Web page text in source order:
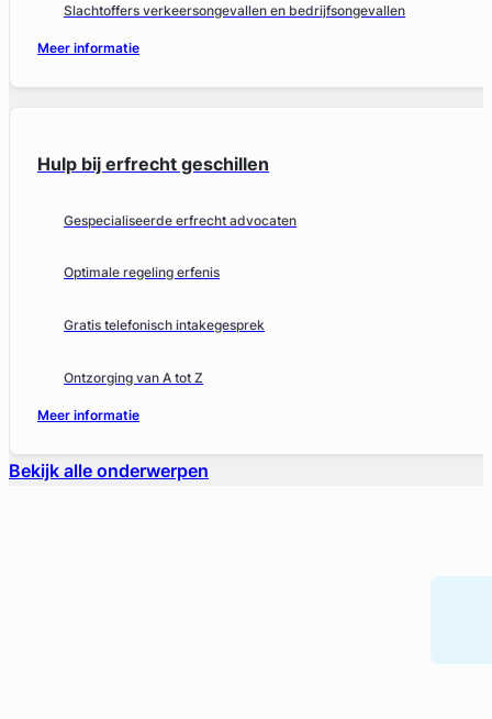
Slachtoffers verkeersongevallen en bedrijfsongevallen
Meer informatie
Hulp bij erfrecht geschillen
Gespecialiseerde erfrecht advocaten
Optimale regeling erfenis
Gratis telefonisch intakegesprek
Ontzorging van A tot Z
Meer informatie
Bekijk alle onderwerpen